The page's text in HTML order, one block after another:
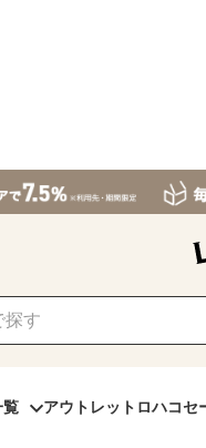
覧 アウトレット ロハコセ